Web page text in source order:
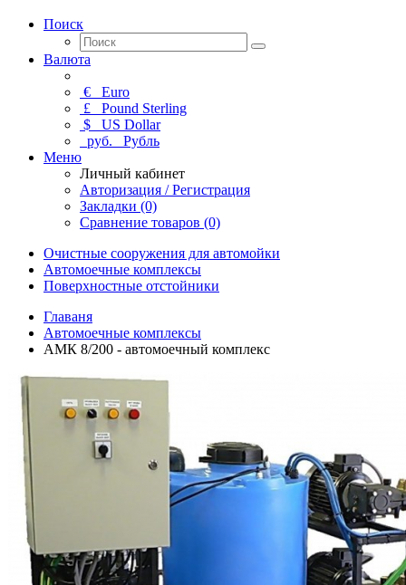
Поиск
Валюта
€ Euro
£ Pound Sterling
$ US Dollar
руб. Рубль
Меню
Личный кабинет
Авторизация / Регистрация
Закладки (0)
Сравнение товаров (0)
Очистные сооружения для автомойки
Автомоечные комплексы
Поверхностные отстойники
Главаня
Автомоечные комплексы
АМК 8/200 - автомоечный комплекс